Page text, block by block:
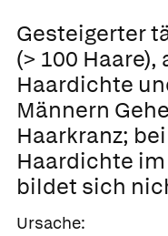
Gesteigerter
(> 100
Haardichte
Männern
Haarkranz;
Haardichte
bildet sich
Ursache: